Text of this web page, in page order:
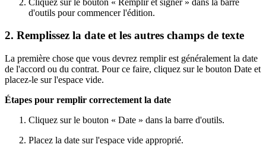
d'outils pour commencer l'édition.
2. Remplissez la date et les autres champs de texte
La première chose que vous devrez remplir est généralement la date
de l'accord ou du contrat. Pour ce faire, cliquez sur le bouton Date et
placez-le sur l'espace vide.
Étapes pour remplir correctement la date
Cliquez sur le bouton « Date » dans la barre d'outils.
Placez la date sur l'espace vide approprié.